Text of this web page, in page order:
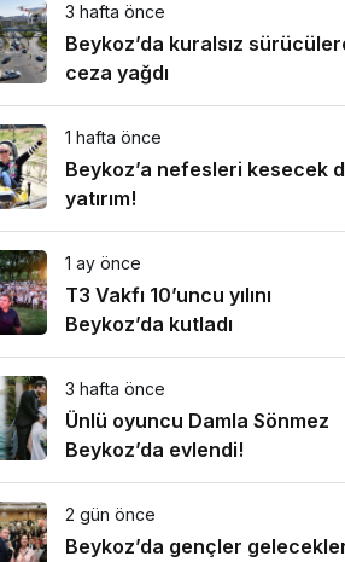
3 hafta önce
Beykoz’da kuralsız
ceza yağdı
1 hafta önce
Beykoz’a nefesleri kesecek
yatırım!
1 ay önce
T3 Vakfı 10’uncu yılını
Beykoz’da kutladı
3 hafta önce
Ünlü oyuncu Damla Sönmez
Beykoz’da evlendi!
2 gün önce
Beykoz’da gençler